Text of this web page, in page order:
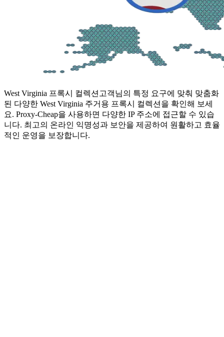
West Virginia 프록시 컬렉션 고객님의 특정 요구에 맞춰 맞춤화
된 다양한 West Virginia 주거용 프록시 컬렉션을 확인해 보세
요. Proxy-Cheap을 사용하면 다양한 IP 주소에 접근할 수 있습
니다. 최고의 온라인 익명성과 보안을 제공하여 원활하고 효율
적인 운영을 보장합니다.